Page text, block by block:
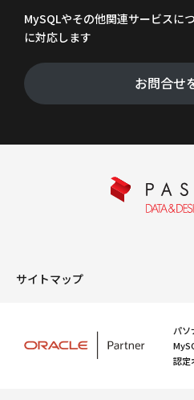
MySQLやその他関連サービスに
に対応します
お問合せ
サイトマップ
パソ
認定